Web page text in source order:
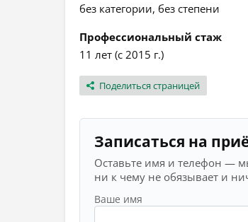
без категории, без степени
Профессиональный стаж
11 лет (с 2015 г.)
Поделиться страницей
Записаться на
Оставьте имя и телефон —
ни к чему не обязывает и
Ваше имя